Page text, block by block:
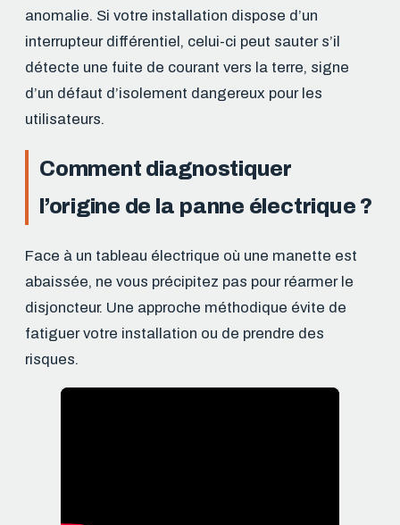
anomalie. Si votre installation dispose d’un
interrupteur différentiel, celui-ci peut sauter s’il
détecte une fuite de courant vers la terre, signe
d’un défaut d’isolement dangereux pour les
utilisateurs.
Comment diagnostiquer
l’origine de la panne électrique ?
Face à un tableau électrique où une manette est
abaissée, ne vous précipitez pas pour réarmer le
disjoncteur. Une approche méthodique évite de
fatiguer votre installation ou de prendre des
risques.